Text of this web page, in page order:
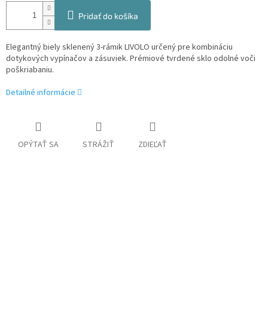
Pridať do košíka
Elegantný biely sklenený 3-rámik LIVOLO určený pre kombináciu
dotykových vypínačov a zásuviek. Prémiové tvrdené sklo odolné voči
poškriabaniu.
Detailné informácie
OPÝTAŤ SA STRÁŽIŤ ZDIEĽAŤ